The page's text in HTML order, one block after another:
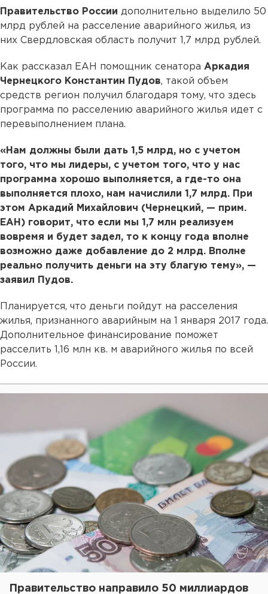
Правительство России дополнительно выделило 50
млрд рублей на расселение аварийного жилья, из
них Свердловская область получит 1,7 млрд рублей.
Как рассказал ЕАН помощник сенатора Аркадия
Чернецкого Константин Пудов, такой объем
средств регион получил благодаря тому, что здесь
программа по расселению аварийного жилья идет с
перевыполнением плана.
«Нам должны были дать 1,5 млрд, но с учетом
того, что мы лидеры, с учетом того, что у нас
программа хорошо выполняется, а где-то она
выполняется плохо, нам начислили 1,7 млрд. При
этом Аркадий Михайлович (Чернецкий, — прим.
ЕАН) говорит, что если мы 1,7 млн реализуем
вовремя и будет задел, то к концу года вполне
возможно даже добавление до 2 млрд. Вполне
реально получить деньги на эту благую тему», —
заявил Пудов.
Планируется, что деньги пойдут на расселения
жилья, признанного аварийным на 1 января 2017 года.
Дополнительное финансирование поможет
расселить 1,16 млн кв. м аварийного жилья по всей
России.
Правительство направило 50 миллиардов